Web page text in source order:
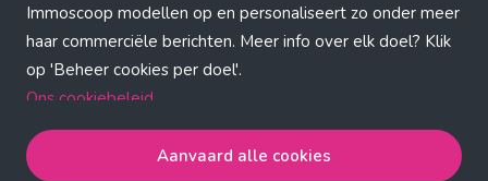
Immoscoop modellen op en personaliseert zo onder meer
haar commerciële berichten. Meer info over elk doel? Klik
op 'Beheer cookies per doel'.
Ons cookiebeleid
Aanvaard alle cookies